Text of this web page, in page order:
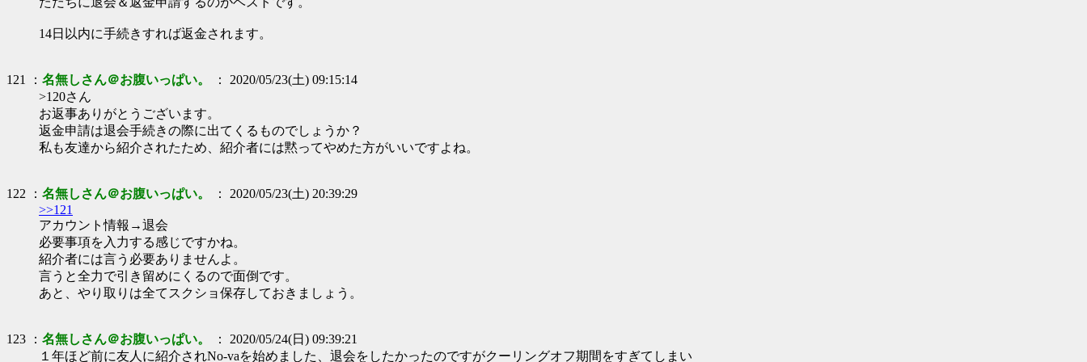
14日以内に手続きすれば返金されます。
121 ： 名無しさん＠お腹いっぱい。
： 2020/05/23(土) 09:15:14
>120さん
お返事ありがとうございます。
返金申請は退会手続きの際に出てくるものでしょうか？
私も友達から紹介されたため、紹介者には黙ってやめた方がいいですよね。
122 ： 名無しさん＠お腹いっぱい。
： 2020/05/23(土) 20:39:29
>>121
アカウント情報→退会
必要事項を入力する感じですかね。
紹介者には言う必要ありませんよ。
言うと全力で引き留めにくるので面倒です。
あと、やり取りは全てスクショ保存しておきましょう。
123 ： 名無しさん＠お腹いっぱい。
： 2020/05/24(日) 09:39:21
１年ほど前に友人に紹介されNo-vaを始めました、退会をしたかったのですがクーリングオフ期間をすぎてしまい